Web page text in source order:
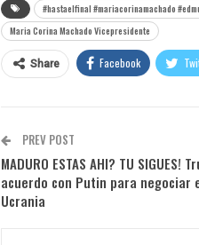
#hastaelfinal #mariacorinamachado
Maria Corina Machado Vicepresidente
Share Facebook
PREV POST
MADURO ESTAS AHI? TU SIGUES!
acuerdo con Putin para negociar
Ucrania